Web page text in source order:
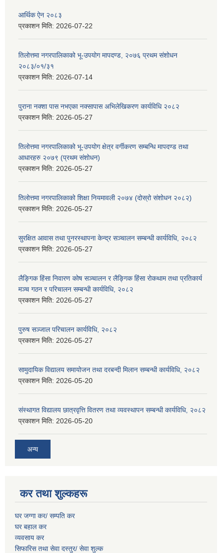
आर्थिक ऐन २०८३
प्रकाशन मिति: 2026-07-22
तिलोत्तमा नगरपालिकाको भू-उपयोग मापदण्ड, २०७६ प्रथम संशोधन
२०८३/०१/३१
प्रकाशन मिति: 2026-07-14
पुराना नक्शा पास नभएका नक्सापास अभिलेखिकरण कार्यविधि २०८२
प्रकाशन मिति: 2026-05-27
तिलोत्तमा नगरपालिकाको भू-उपयोग क्षेत्र वर्गीकरण सम्बन्धि मापदण्ड तथा
आधारहरु २०७९ (प्रथम संशोधन)
प्रकाशन मिति: 2026-05-27
तिलोत्तमा नगरपालिकाको शिक्षा नियमावली २०७४ (दोस्रो संशोधन २०८२)
प्रकाशन मिति: 2026-05-27
सुरक्षित आवास तथा पुनरस्थापना केन्द्र सञ्चालन सम्बन्धी कार्यविधि, २०८२
प्रकाशन मिति: 2026-05-27
लैङ्गिक हिंसा निवारण कोष सञ्चालन र लैङ्गिक हिंसा रोकथाम तथा प्रतिकार्य
मञ्च गठन र परिचालन सम्बन्धी कार्यविधि, २०८२
प्रकाशन मिति: 2026-05-27
पुरुष सञ्जाल परिचालन कार्यविधि, २०८२
प्रकाशन मिति: 2026-05-27
सामुदायिक विद्यालय समायोजन तथा दरबन्दी मिलान सम्बन्धी कार्यविधि, २०८२
प्रकाशन मिति: 2026-05-20
संस्थागत विद्यालय छात्रवृत्ति वितरण तथा व्यवस्थापन सम्बन्धी कार्यविधि, २०८२
प्रकाशन मिति: 2026-05-20
अन्य
कर तथा शुल्कहरू
घर जग्गा कर/ सम्पति कर
घर बहाल कर
व्यवसाय कर
सिफारिस तथा सेवा दस्तुर/ सेवा शुल्क